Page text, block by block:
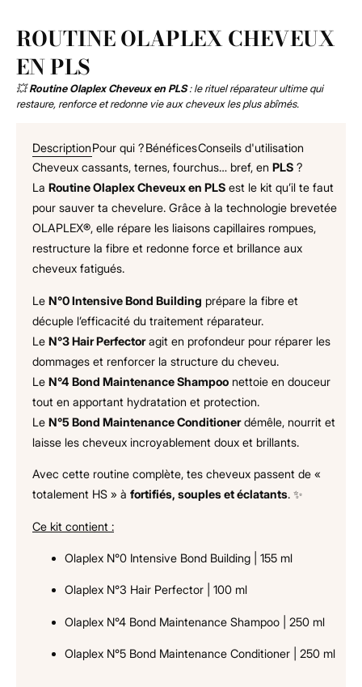
ROUTINE OLAPLEX CHEVEUX
EN PLS
💥Routine Olaplex Cheveux en PLS: le rituel réparateur ultime qui
restaure, renforce et redonne vie aux cheveux les plus abîmés.
DescriptionPour qui ?BénéficesConseils d'utilisation
Cheveux cassants, ternes, fourchus… bref, en PLS ?
La Routine Olaplex Cheveux en PLS est le kit qu’il te faut
pour sauver ta chevelure. Grâce à la technologie brevetée
OLAPLEX®, elle répare les liaisons capillaires rompues,
restructure la fibre et redonne force et brillance aux
cheveux fatigués.
Le N°0 Intensive Bond Building prépare la fibre et
décuple l’efficacité du traitement réparateur.
Le N°3 Hair Perfectoragit en profondeur pour réparer les
dommages et renforcer la structure du cheveu.
Le N°4 Bond Maintenance Shampoo nettoie en douceur
tout en apportant hydratation et protection.
Le N°5 Bond Maintenance Conditionerdémêle, nourrit et
laisse les cheveux incroyablement doux et brillants.
Avec cette routine complète, tes cheveux passent de «
totalement HS » à fortifiés, souples et éclatants. ✨
Ce kit contient :
Olaplex N°0 Intensive Bond Building | 155 ml
Olaplex N°3 Hair Perfector | 100 ml
Olaplex N°4 Bond Maintenance Shampoo | 250 ml
Olaplex N°5 Bond Maintenance Conditioner | 250 ml